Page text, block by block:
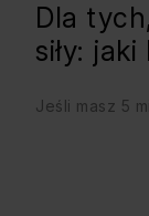
Dla
siły:
Jeśli masz 5